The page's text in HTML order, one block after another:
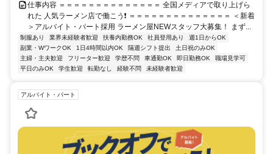
仕事内容 ＝＝＝＝＝＝＝＝＝＝＝＝＝＝ 全国メディアで取り上げら
れた 人気ラーメン店で働こう❗ ＝＝＝＝＝＝＝＝＝＝＝＝＝＝ ＜新着
＞アルバイト・パート採用 ラーメン屋NEWスタッフ大募集！ まず...
制服あり 業界未経験者歓迎 扶養内勤務OK 社員登用あり
週1日からOK
副業・WワークOK
1日4時間以内OK 隔週シフト提出
土日祝のみOK
主婦・主夫歓迎
フリーター歓迎 学歴不問 車通勤OK 即日勤務OK
職場見学可
平日のみOK
学生歓迎 転勤なし 経験不問 未経験者歓迎
アルバイト・パート